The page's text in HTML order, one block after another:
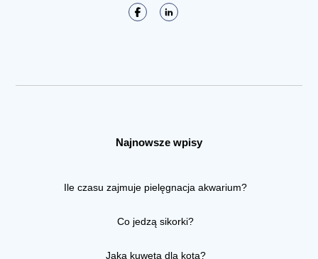
Najnowsze wpisy
Ile czasu zajmuje pielęgnacja akwarium?
Co jedzą sikorki?
Jaka kuweta dla kota?